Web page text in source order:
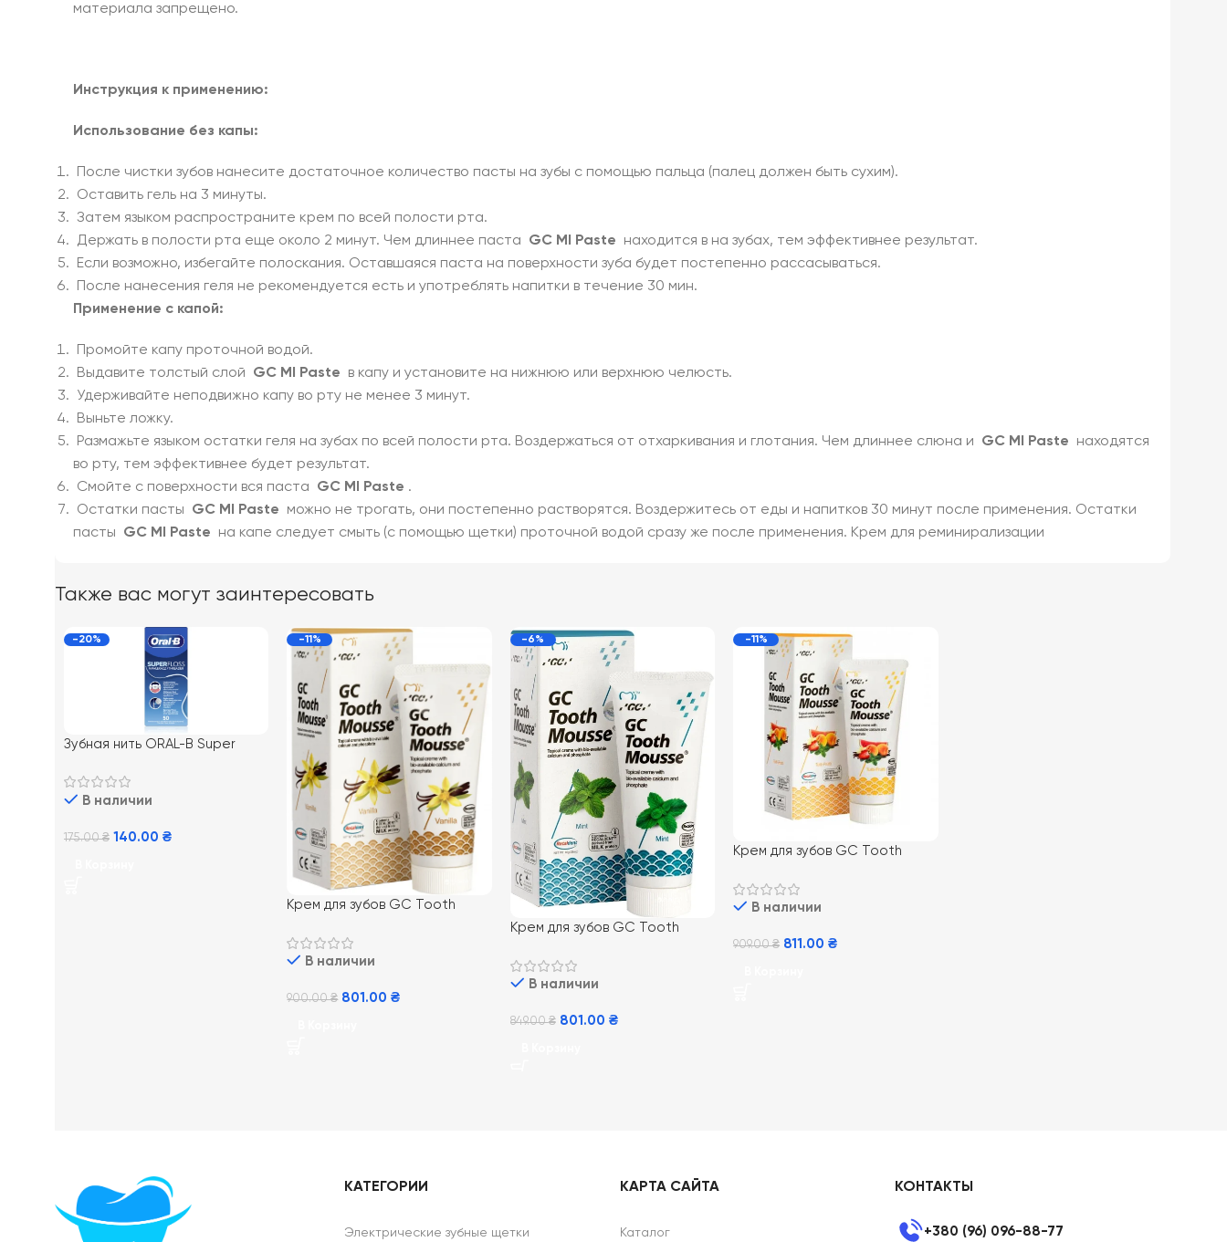
материала запрещено.
Инструкция к применению:
Использование без капы:
После чистки зубов нанесите достаточное количество пасты на зубы с помощью пальца (палец должен быть сухим).
Оставить гель на 3 минуты.
Затем языком распространите крем по всей полости рта.
Держать в полости рта еще около 2 минут. Чем длиннее паста GC MI Paste находится в на зубах, тем эффективнее результат.
Если возможно, избегайте полоскания. Оставшаяся паста на поверхности зуба будет постепенно рассасываться.
После нанесения геля не рекомендуется есть и употреблять напитки в течение 30 мин.
Применение с капой:
Промойте капу проточной водой.
Выдавите толстый слой GC MI Paste в капу и установите на нижнюю или верхнюю челюсть.
Удерживайте неподвижно капу во рту не менее 3 минут.
Выньте ложку.
Размажьте языком остатки геля на зубах по всей полости рта. Воздержаться от отхаркивания и глотания. Чем длиннее слюна и GC MI Paste находятся
во рту, тем эффективнее будет результат.
Смойте с поверхности вся паста GC MI Paste .
Остатки пасты GC MI Paste можно не трогать, они постепенно растворятся. Воздержитесь от еды и напитков 30 минут после применения. Остатки
пасты GC MI Paste на капе следует смыть (с помощью щетки) проточной водой сразу же после применения. Крем для реминирализации
Также вас могут заинтересовать
-20%
Зубная нить ORAL-B Super
В наличии
175.00₴ 140.00 ₴
-11%
Крем для зубов GC Tooth
Ванильный
В наличии
900.00₴ 801.00₴
-6%
Крем для зубов GC Tooth
В наличии
849.00₴ 801.00 ₴
-11%
Крем для зубов GC Tooth
Тутти Фрутти
В наличии
909.00₴ 811.00₴
КАТЕГОРИИ
Электрические зубные щетки
КАРТА САЙТА
Каталог
КОНТАКТЫ
+380 (96) 096-88-77